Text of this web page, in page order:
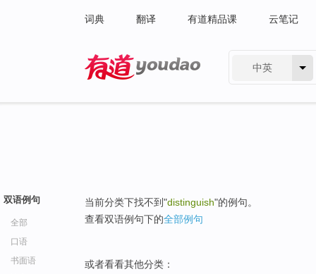
词典 翻译 有道精品课 云笔记
中英
双语例句
全部
口语
书面语
当前分类下找不到"distinguish"的例句。
查看双语例句下的全部例句
或者看看其他分类：